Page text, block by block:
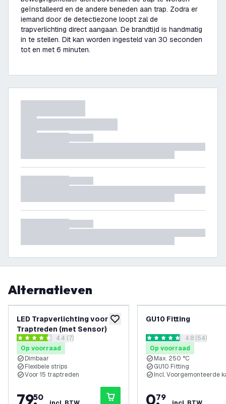
geïnstalleerd en de andere beneden aan trap. Zodra er
iemand door de detectiezone loopt zal de
trapverlichting direct aangaan. De brandtijd is handmatig
in te stellen. Dit kan worden ingesteld van 30 seconden
tot en met 6 minuten.
Alternatieven
toevoegen aan verlanglijst
LED Trapverlichting voor 15
Traptreden (met Sensor)
reviews drawer openen
4.4 score sterren4.4 (7)
Op voorraad
Dimbaar
Flexibele strips
Voor 15 traptreden
79,
50
GU10 Fitting
reviews
4.8 score sterren4.8 (54)
Op voorraad
Max. 250 °C
GU10 Fitting
Incl. Voorgemonteerde
0,
79